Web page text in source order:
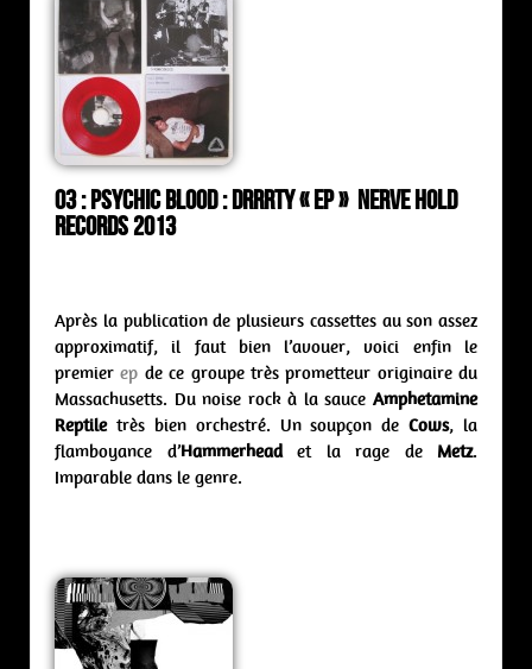
03 : Psychic Blood : drrrty « ep » Nerve Hold
Records 2013
Après la publication de plusieurs cassettes au son assez
approximatif, il faut bien l’avouer, voici enfin le
premierep de ce groupe très prometteur originaire du
Massachusetts. Du noise rock à la sauce Amphetamine
Reptiletrès bien orchestré. Un soupçon deCows, la
flamboyance d’Hammerheadet la rage de Metz.
Imparable dans le genre.